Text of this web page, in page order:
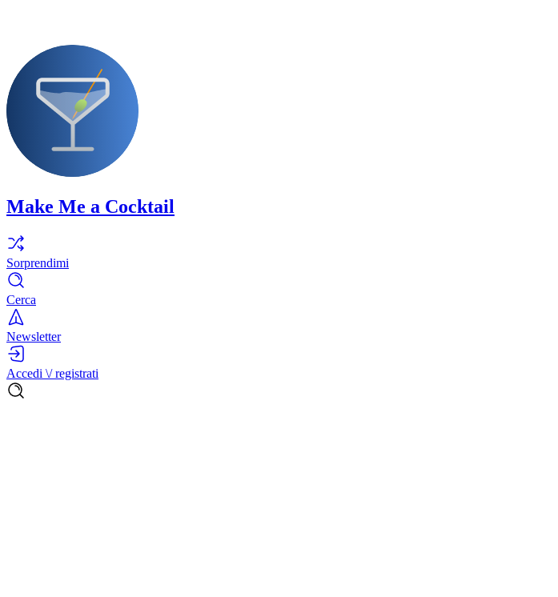
Make Me a Cocktail
Sorprendimi
Cerca
Newsletter
Accedi \/ registrati